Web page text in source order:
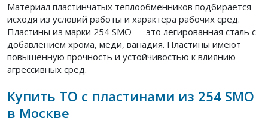
Материал пластинчатых теплообменников подбирается
исходя из условий работы и характера рабочих сред.
Пластины из марки 254 SMO — это легированная сталь с
добавлением хрома, меди, ванадия. Пластины имеют
повышенную прочность и устойчивостью к влиянию
агрессивных сред.
Купить ТО с пластинами из 254 SMO
в Москве